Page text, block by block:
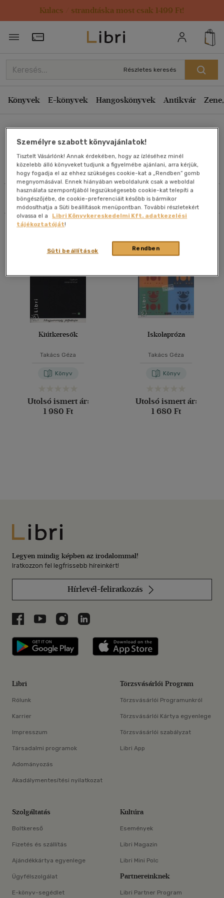
Kulacs / strandtáska most csak 1499 Ft!
Törzsvásárlói Kártya adatai
Részletes keresés
Könyvek E-könyvek Hangoskönyvek Antikvár
Művei
Szűrés Rendezés
Rendezés
Kiadás éve szerint csökkenő
Ár szerint csökkenő
Eladott darabszám szerint csökkenő
Eladott darabszám szerint növekvő
Cím szerint A-Z
Szerző szerint A-Z
Megjelenítés
20 db / oldal
Alkalmaz
Kiútkeresők
Takács Géza
Könyv
Utolsó ismert ár:
1 980 Ft
Iskolapróza
Takács Géza
Könyv
Utolsó ismert ár:
1 680 Ft
Libri
Legyen mindig képben az irodalommal!
Iratkozzon fel legfrissebb híreinkért!
Hírlevél-feliratkozás
Libri a Facebookon
Libri a Youtube-on
Libri az Instagramon
Libri a LinkedInen
Libri applikáció Szerezd meg: Google
Libri
Rólunk
Karrier
Impresszum
Társadalmi programok
Adományozás
Akadálymentesítési nyilatkozat
Törzsvásárlói Program
Törzsvásárlói Programunkról
Törzsvásárlói Kártya egyenlege
Törzsvásárlói szabályzat
Libri App
Szolgáltatás
Boltkereső
Fizetés és szállítás
Ajándékkártya egyenlege
Ügyfélszolgálat
E-könyv-segédlet
Kultúra
Események
Libri Magazin
Libri Mini Polc
Partnereinknek
Libri Partner Program
Személyre szabott könyvajánlatok!
Tisztelt Vásárlónk! Annak érdekében, hogy az ízléséhez minél
közelebb álló könyveket tudjunk a figyelmébe ajánlani, arra kérjük,
hogy fogadja el az ehhez szükséges cookie-kat a „Rendben” gomb
megnyomásával. Ennek hiányában weboldalunk csak a weboldal
használata szempontjából legszükségesebb cookie-kat telepíti a
böngészőjébe, de cookie-preferenciáit később is bármikor
módosíthatja a Süti beállítások menüpontban. További részletekért
olvassa el a
Libri Könyvkereskedelmi Kft. adatkezelési
tájékoztatóját!
Rendben
Süti beállítások